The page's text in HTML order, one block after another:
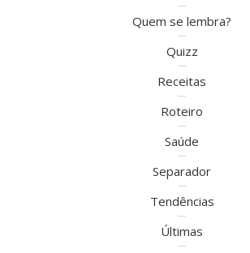
Quem se lembra?
Quizz
Receitas
Roteiro
Saúde
Separador
Tendências
Últimas